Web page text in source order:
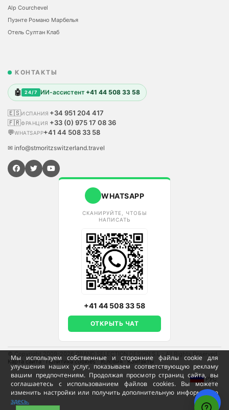
Мы используем собственные и сторонние файлы cookie для
улучшения наших услуг, показываем соответствующую рекламу
вашим предпочтениям. Продолжая просмотр страниц сайта, вы
соглашаетесь с использованием файлов cookies. Вы можете
изменить настройки или получить дополнительную информацию
здесь.
Alp Courchevel
Пуэнте Романо Марбелья
Отель Султан Клаб
КОНТАКТЫ
🤖 24/7 ИИ-ассистент +41 44 508 33 58
🇪🇸ИСПАНИЯ +34 951 204 417
🇫🇷ФРАНЦИЯ +33 (0) 975 17 08 36
💬WHATSAPP+41 44 508 33 58
✉ info@stmoritzswitzerland.travel
WHATSAPP
СКАНИРУЙТЕ, ЧТОБЫ
НАПИСАТЬ
+41 44 508 33 58
ОТКРЫТЬ ЧАТ
© Copyright 2009-2026 GRAND SELECTION DESIGN S.L - All Rights Reserved
Карта сайта·Политика cookies ·Условия· Контакты
РУС